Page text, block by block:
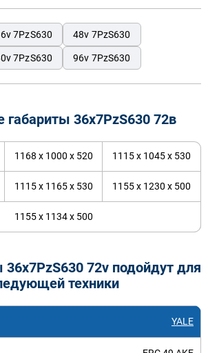
7PzS630 48v 7PzS630
7PzS630 96v 7PzS630
габариты 36х7PzS630 72в
1168 x 1000 x 520 1115 x 1045 x 530
1115 x 1165 x 530 1155 x 1230 x 500
1155 x 1134 x 500
72v подойдут для
техники
YALE